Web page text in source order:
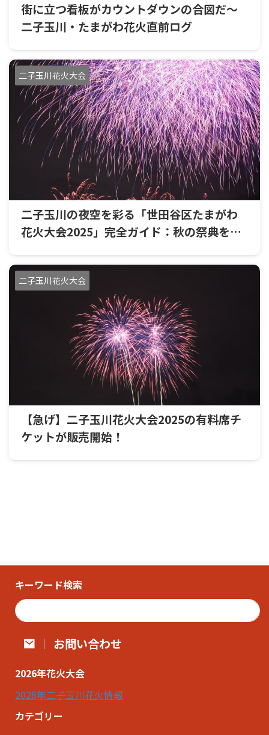
街に立つ看板がカウントダウンの合図だ～
二子玉川・たまがわ花火直前ログ
二子玉川花火大会
二子玉川の夜空を彩る「世田谷区たまがわ
花火大会2025」完全ガイド：秋の祭典を最
二子玉川花火大会
【急げ】二子玉川花火大会2025の有料席チ
ケットが販売開始！
キーワード検索
お問い合わせ
2026年花火大会
2026年二子玉川花火情報
カテゴリー